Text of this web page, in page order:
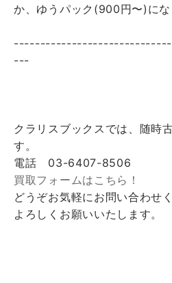
か、ゆうパック(900円〜)にな
---
クラリスブックスでは、随時
す。
電話 03-6407-8506
買取フォームはこちら！
どうぞお気軽にお問い合わせ
よろしくお願いいたします。